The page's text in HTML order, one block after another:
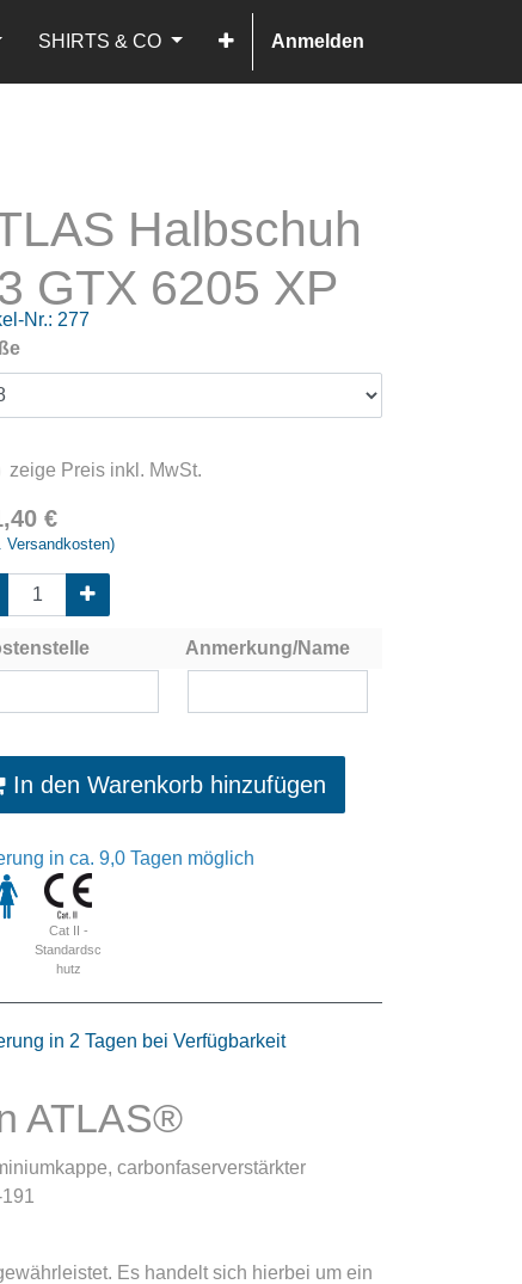
SHIRTS & CO Anmelden
Halbschuh
GTX 6205 XP
Nr.: 277
zeige Preis inkl. MwSt.
€
Versandkosten)
Anmerkung/Name
In den Warenkorb hinzufügen
in ca. 9,0 Tagen möglich
Cat II -
Standardsc
hutz
in 2 Tagen bei Verfügbarkeit
ATLAS®
carbonfaserverstärkter
Es handelt sich hierbei um ein